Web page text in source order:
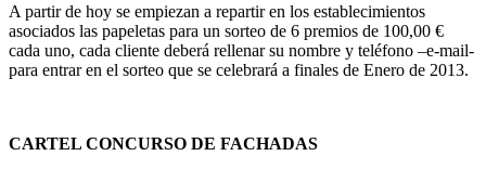
A partir de hoy se empiezan a repartir en los establecimientos
asociados las papeletas para un sorteo de 6 premios de 100,00 €
cada uno, cada cliente deberá rellenar su nombre y teléfono –e-mail-
para entrar en el sorteo que se celebrará a finales de Enero de 2013.
CARTEL CONCURSO DE FACHADAS